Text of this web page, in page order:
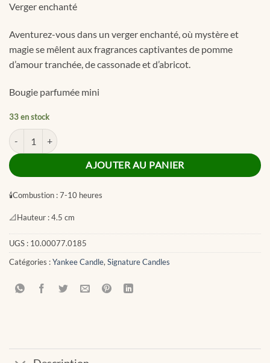
initial
était :
CHF 5.50.CHF 2.75.
Verger enchanté
Aventurez-vous dans un verger enchanté, où mystère et
magie se mêlent aux fragrances captivantes de pomme
d’amour tranchée, de cassonade et d’abricot.
Bougie parfumée mini
33 en stock
quantité de Enchanted Orchard Signature Filled Votive
AJOUTER AU PANIER
🕯Combustion :7-10 heures
📐Hauteur :4.5 cm
UGS : 10.00077.0185
Catégories :Yankee Candle, Signature Candles